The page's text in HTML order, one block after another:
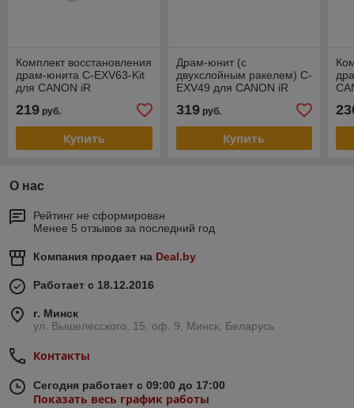
Комплект восстановления
драм-юнита C-EXV63-Kit
для CANON iR
2725/2730/2745/2925/2935/2945
(CET), 120000 стр.
219 руб.
Купить
Драм-юнит (c
двухслойным ракелем) C-
EXV49 для CANON iR
C3822i, iRC3025i (CET)
CMYK, 120000
319руб.
Купить
О нас
Рейтинг не сформирован
Менее 5 отзывов за последний год
Компания продает на Deal.by
Работает с 18.12.2016
г. Минск
ул. Вышелесского, 15, оф. 9, Минск, Беларусь
Контакты
Сегодня работает с 09:00 до 17:00
Показать весь график работы